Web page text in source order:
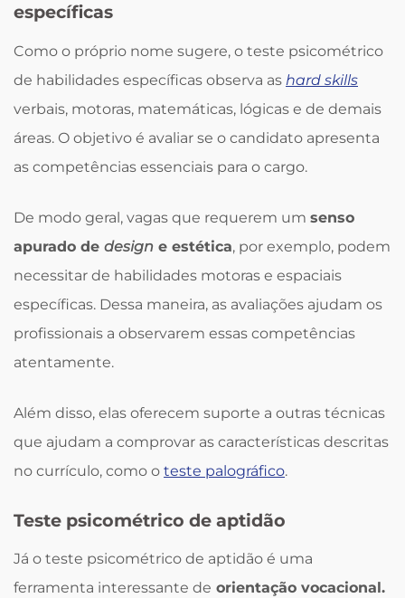
específicas
Como o próprio nome sugere, o teste psicométrico
de habilidades específicas observa as hard skills
verbais, motoras, matemáticas, lógicas e de demais
áreas. O objetivo é avaliar se o candidato apresenta
as competências essenciais para o cargo.
De modo geral, vagas que requerem um senso
apurado de design e estética, por exemplo, podem
necessitar de habilidades motoras e espaciais
específicas. Dessa maneira, as avaliações ajudam os
profissionais a observarem essas competências
atentamente.
Além disso, elas oferecem suporte a outras técnicas
que ajudam a comprovar as características descritas
no currículo, como o teste palográfico.
Teste psicométrico de aptidão
Já o teste psicométrico de aptidão é uma
ferramenta interessante de orientação vocacional.